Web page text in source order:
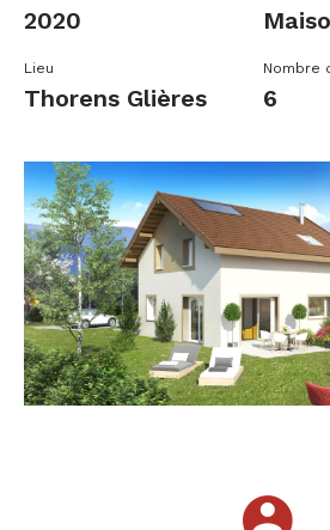
2020
Lieu
Thorens Glières
Nombre
6